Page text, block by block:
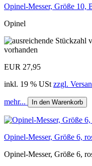
Opinel-Messer, Größe 10,
Opinel
vorhanden
EUR 27,95
inkl. 19 % USt zzgl.
mehr... In den Warenkorb
Opinel-Messer, Größe 6,
Opinel-Messer, Größe 6,